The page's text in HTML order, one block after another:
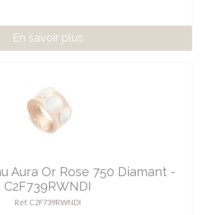
En savoir plus
Aura Or Rose 750 Diamant -
C2F739RWNDI
Réf. C2F739RWNDI